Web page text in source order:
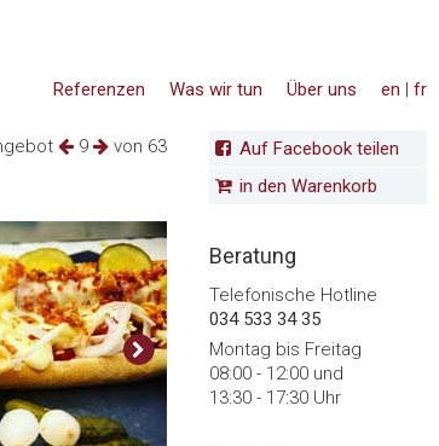
en | fr
Über uns
Was wir tun
Referenzen
9 von 63
Auf Facebook teilen
in den Warenkorb
Beratung
Telefonische Hotline
034 533 34 35
Montag bis Freitag
08:00 - 12:00 und
13:30 - 17:30 Uhr